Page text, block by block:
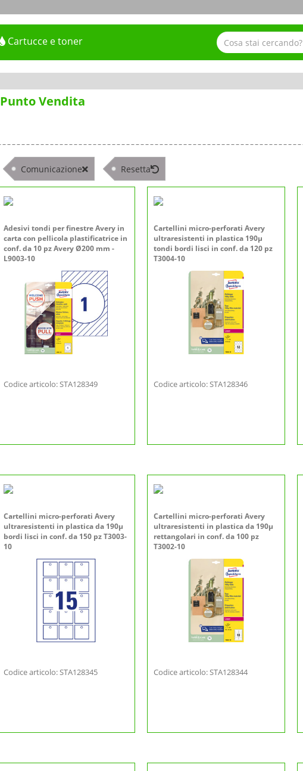
Cartucce e toner
Punto Vendita
Comunicazione Resetta
Adesivi tondi per finestre Avery in
carta con pellicola plastificatrice in
conf. da 10 pz Avery Ø200 mm -
L9003-10
Codice articolo: STA128349
Cartellini micro-perforati Avery
ultraresistenti in plastica 190µ
tondi bordi lisci in conf. da 120 pz
T3004-10
Codice articolo: STA128346
Cartellini micro-perforati Avery
ultraresistenti in plastica da 190µ
bordi lisci in conf. da 150 pz T3003-
10
Codice articolo: STA128345
Cartellini micro-perforati Avery
ultraresistenti in plastica da 190µ
rettangolari in conf. da 100 pz
T3002-10
Codice articolo: STA128344